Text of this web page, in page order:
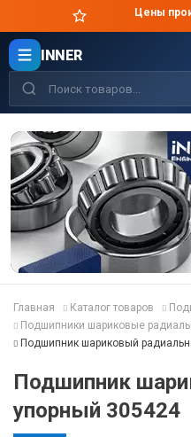
Оригинальная
INNER
Главная Каталог товаров
Подшипники шариковые
Подшипник шариковый
Подшипник
упорный 305424